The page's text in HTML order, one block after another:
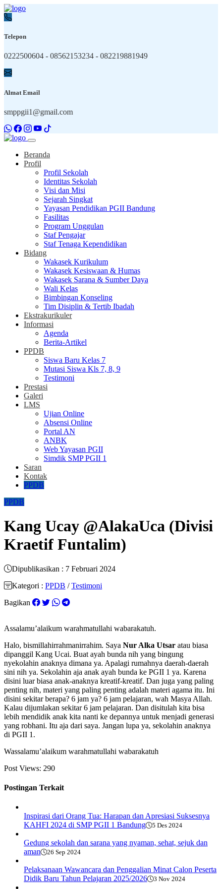
Telepon
0222500604 - 08562153234 - 082219881949
Almat Email
smppgii1@gmail.com
Beranda
Profil
Profil Sekolah
Identitas Sekolah
Visi dan Misi
Sejarah Singkat
Yayasan Pendidikan PGII Bandung
Fasilitas
Program Unggulan
Staf Pengajar
Staf Tenaga Kependidikan
Bidang
Wakasek Kurikulum
Wakasek Kesiswaan & Humas
Wakasek Sarana & Sumber Daya
Wali Kelas
Bimbingan Konseling
Tim Disiplin & Tertib Ibadah
Ekstrakurikuler
Informasi
Agenda
Berita-Artikel
PPDB
Siswa Baru Kelas 7
Mutasi Siswa Kls 7, 8, 9
Testimoni
Prestasi
Galeri
LMS
Ujian Online
Absensi Online
Portal AN
ANBK
Web Yayasan PGII
Simdik SMP PGII 1
Saran
Kontak
PPDB
PPDB
Kang Ucay @AlakaUca (Divisi
Kraetif Funtalim)
Dipublikasikan : 7 Februari 2024
Kategori : PPDB /Testimoni
Bagikan
Assalamu’alaikum warahmatullahi wabarakatuh.
Halo, bismillahirrahmanirrahim. Saya Nur Alka Utsar atau biasa
dipanggil Kang Ucai. Buat ayah bunda nih yang bingung
nyekolahin anaknya dimana ya. Apalagi rumahnya daerah-daerah
sini nih ya. Sekolahin aja anak ayah bunda ke PGII 1 ya. Karena
disini luar biasa anak-anaknya kreatif-kreatif. Dan juga yang paling
penting nih, materi yang paling penting adalah materi agama itu. Ini
disini sekitar berapa? 6 jam ya? 6 jam pelajaran, wah Masya Allah.
Kalau dijumlakan sekitar 6 jam pelajaran. Dan disitulah kita bisa
lebih mendidik anak kita nanti ke depannya untuk menjadi generasi
yang robhani. Itu aja dari saya. Jangan lupa ya, sekolahin anaknya
di PGII 1.
Wassalamu’alaikum warahmatullahi wabarakatuh
Post Views: 290
Postingan Terkait
Inspirasi dari Orang Tua: Harapan dan Apresiasi Suksesnya
KAHFI 2024 di SMP PGII 1 Bandung
5 Des 2024
Gedung sekolah dan sarana yang nyaman, sehat, sejuk dan
aman
26 Sep 2024
Pelaksanaan Wawancara dan Penggalian Minat Calon Peserta
Didik Baru Tahun Pelajaran 2025/2026
3 Nov 2024